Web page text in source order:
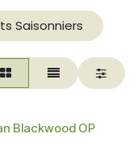
Saisonniers
Existe en
Blackwood OP